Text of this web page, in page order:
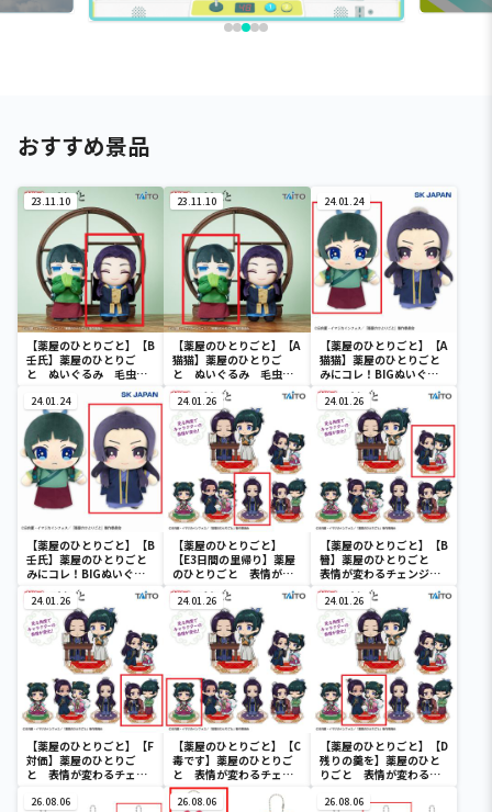
おすすめ景品
23.11.10
【薬屋のひとりごと】【B
壬氏】薬屋のひとりご
と ぬいぐるみ 毛虫を
23.11.10
【薬屋のひとりごと】【A
猫猫】薬屋のひとりご
と ぬいぐるみ 毛虫を
見るような目ver.
24.01.24
【薬屋のひとりごと】【A
猫猫】薬屋のひとりごと
みにコレ！BIGぬいぐる
み
24.01.24
【薬屋のひとりごと】【B
壬氏】薬屋のひとりごと
みにコレ！BIGぬいぐる
み
24.01.26
【薬屋のひとりごと】
【E3日間の里帰り】薬屋
のひとりごと 表情が変
わるチェンジングアクリ
ルスタンド
24.01.26
【薬屋のひとりごと】【B
簪】薬屋のひとりごと
表情が変わるチェンジン
グアクリルスタンド
24.01.26
【薬屋のひとりごと】【F
対価】薬屋のひとりご
と 表情が変わるチェン
24.01.26
【薬屋のひとりごと】【C
毒です】薬屋のひとりご
と 表情が変わるチェン
ジングアクリルスタンド
24.01.26
【薬屋のひとりごと】【D
残りの羹を】薬屋のひと
りごと 表情が変わるチ
ンド
26.08.06 26.08.06 26.08.06